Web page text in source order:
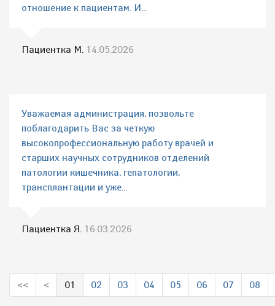
отношение к пациентам. И...
Пациентка М. 14.05.2026
Уважаемая администрация, позвольте
поблагодарить Вас за четкую
высокопрофессиональную работу врачей и
старших научных сотрудников отделений
патологии кишечника, гепатологии,
трансплантации и уже...
Пациентка Я. 16.03.2026
<< <
01
02 03 04 05 06 07 08